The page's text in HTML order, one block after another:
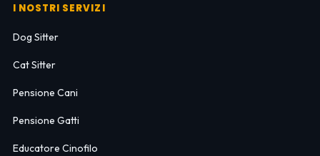
I NOSTRI SERVIZI
Dog Sitter
Cat Sitter
Pensione Cani
Pensione Gatti
Educatore Cinofilo